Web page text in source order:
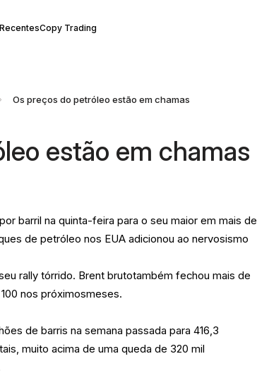
Copy Trading
​ Os preços do petróleo estão em chamas
estão em chamas
barril na quinta-feira para o seu maior em mais de
de petróleo nos EUA adicionou ao nervosismo
rally tórrido. Brent brutotambém fechou mais de
nos próximosmeses.
de barris na semana passada para 416,3
muito acima de uma queda de 320 mil